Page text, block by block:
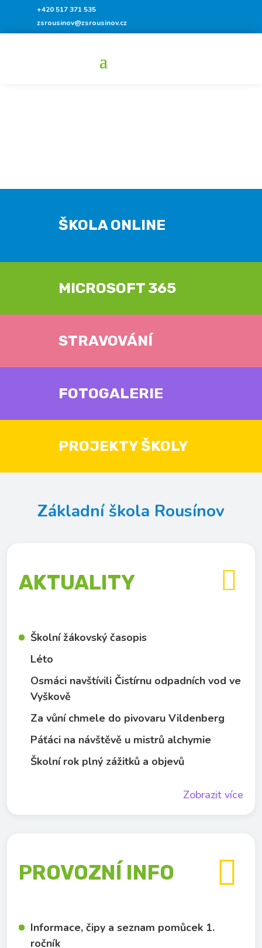
+420 517 371 535
zsrousinov@zsrousinov.cz
ŠKOLA ONLINE
MICROSOFT 365
STRAVOVÁNÍ
FOTOGALERIE
PROJEKTY ŠKOLY
Základní škola Rousínov
AKTUALITY
Školní žákovský časopis
Léto
Osmáci navštívili Čistírnu odpadních vod ve
Vyškově
Za vůní chmele do pivovaru Vildenberg
Páťáci na návštěvě u mistrů alchymie
Školní rok plný zážitků a objevů
Zobrazit více

PROVOZNÍ INFO
Informace, čipy a seznam pomůcek 1.
ročník
